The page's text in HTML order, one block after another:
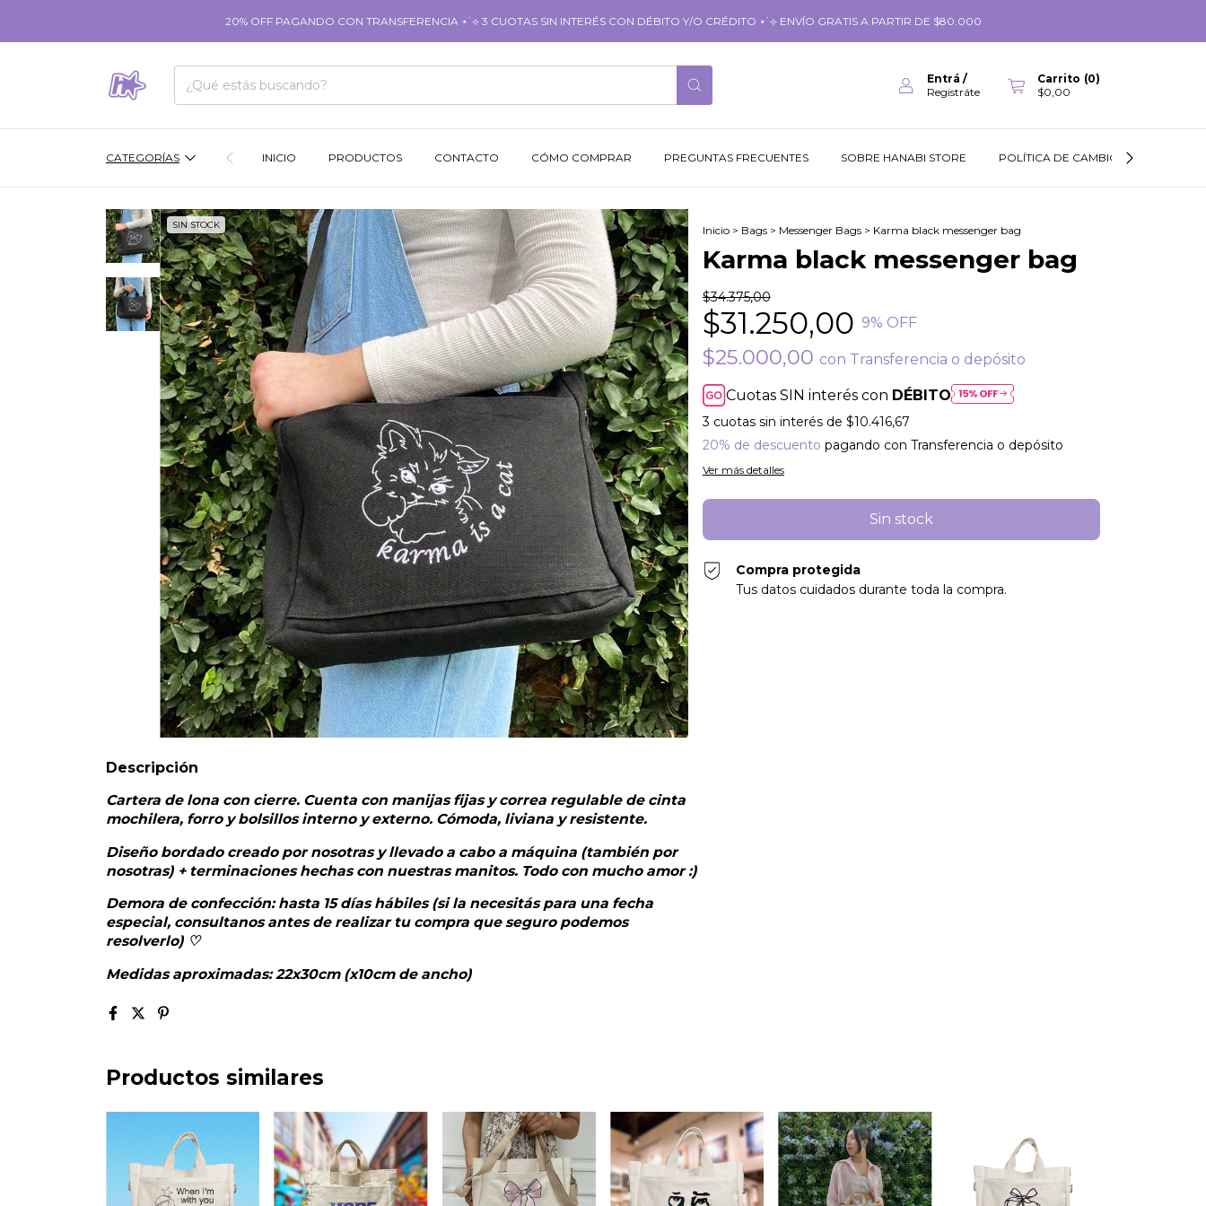
20% OFF PAGANDO CON TRANSFERENCIA ⋆˙⟡ 3 CUOTAS SIN INTERÉS CON DÉBITO Y/O CRÉDITO ⋆˙⟡ ENVÍO GRATIS A PARTIR DE $80.000
Entrá /
Registráte
Carrito (0)
$0,00
CATEGORÍAS INICIO PRODUCTOS CONTACTO CÓMO COMPRAR PREGUNTAS FRECUENTES SOBRE HANABI STORE POLÍTICA DE CAMBIOS
SIN STOCK
1/2 Inicio > Bags > Messenger Bags > Karma black messenger bag
Karma black messenger bag
$34.375,00
$31.250,00 9% OFF
$25.000,00 con Transferencia o depósito
Cuotas SIN interés con DÉBITO
3 cuotas sin interés de $10.416,67
20% de descuento pagando con Transferencia o depósito
Ver más detalles
Compra protegida
Tus datos cuidados durante toda la compra.
Descripción
Cartera de lona con cierre. Cuenta con manijas fijas y correa regulable de cinta
mochilera, forro y bolsillos interno y externo. Cómoda, liviana y resistente.
Diseño bordado creado por nosotras y llevado a cabo a máquina (también por
nosotras) + terminaciones hechas con nuestras manitos. Todo con mucho amor :)
Demora de confección: hasta 15 días hábiles (si la necesitás para una fecha
especial, consultanos antes de realizar tu compra que seguro podemos
resolverlo) ♡
Medidas aproximadas: 22x30cm (x10cm de ancho)
Productos similares